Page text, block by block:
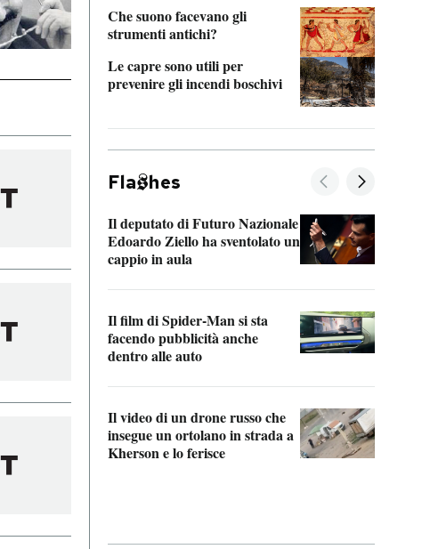
Che suono facevano gli
strumenti antichi?
Le capre sono utili per
prevenire gli incendi boschivi
Fla hes
Il deputato di Futuro Nazionale
Edoardo Ziello ha sventolato un
cappio in aula
Il film di Spider-Man si sta
facendo pubblicità anche
dentro alle auto
Il video di un drone russo che
insegue un ortolano in strada a
Kherson e lo ferisce